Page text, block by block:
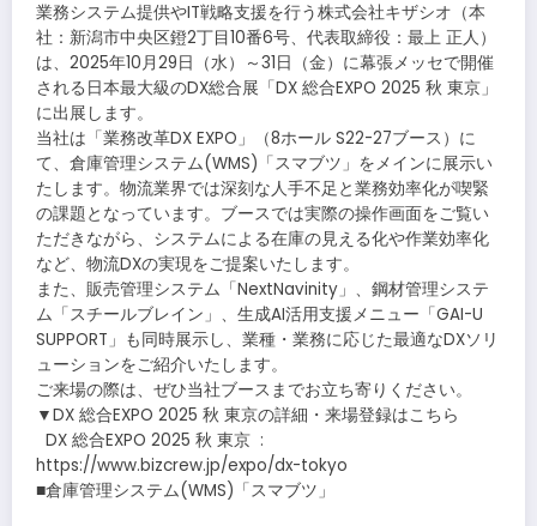
業務システム提供やIT戦略支援を行う株式会社キザシオ（本
社：新潟市中央区鐙2丁目10番6号、代表取締役：最上 正人）
は、2025年10月29日（水）～31日（金）に幕張メッセで開催
される日本最大級のDX総合展「DX 総合EXPO 2025 秋 東京」
に出展します。
当社は「業務改革DX EXPO」（8ホール S22-27ブース）に
て、倉庫管理システム(WMS)「スマブツ」をメインに展示い
たします。物流業界では深刻な人手不足と業務効率化が喫緊
の課題となっています。ブースでは実際の操作画面をご覧い
ただきながら、システムによる在庫の見える化や作業効率化
など、物流DXの実現をご提案いたします。
また、販売管理システム「NextNavinity」、鋼材管理システ
ム「スチールブレイン」、生成AI活用支援メニュー「GAI-U
SUPPORT」も同時展示し、業種・業務に応じた最適なDXソリ
ューションをご紹介いたします。
ご来場の際は、ぜひ当社ブースまでお立ち寄りください。
▼DX 総合EXPO 2025 秋 東京の詳細・来場登録はこちら
DX 総合EXPO 2025 秋 東京 :
https://www.bizcrew.jp/expo/dx-tokyo
■倉庫管理システム(WMS)「スマブツ」